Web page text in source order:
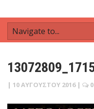
| 10 ΑΥΓΟΎΣΤΟΥ 2016 | 0